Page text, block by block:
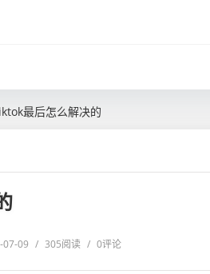
最后怎么解决的
07-09 / 305阅读 / 0评论